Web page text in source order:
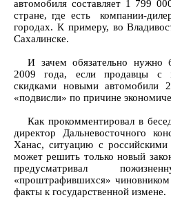
автомобиля составляет 1 799
стране, где есть компании-
городах. К примеру, во
Сахалинске.
И зачем обязательно нужно
2009 года, если продавцы с
скидками новыми автомобили
«подвисли» по причине
Как прокомментировал в
директор Дальневосточного
Ханас, ситуацию с российскими
может решить только новый
предусматривал
«проштрафившихся»
факты к государственной измене.